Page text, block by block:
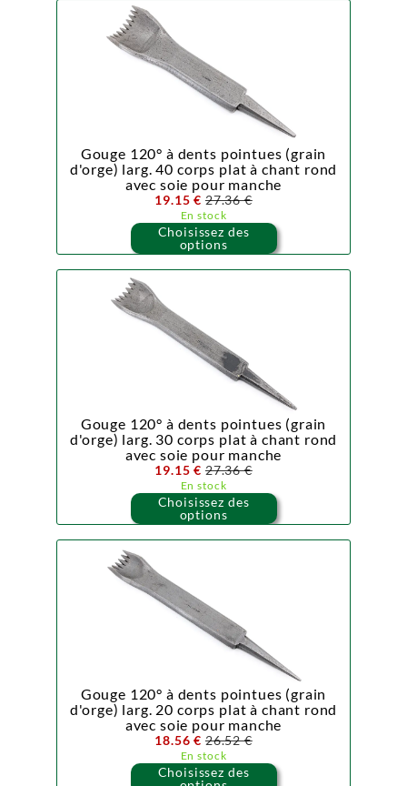
Gouge 120° à dents pointues (grain
d'orge) larg. 40 corps plat à chant rond
avec soie pour manche
19.15 € 27.36 €
En stock
Choisissez des
options
Gouge 120° à dents pointues (grain
d'orge) larg. 30 corps plat à chant rond
avec soie pour manche
19.15 € 27.36 €
En stock
Choisissez des
options
Gouge 120° à dents pointues (grain
d'orge) larg. 20 corps plat à chant rond
avec soie pour manche
18.56 € 26.52 €
En stock
Choisissez des